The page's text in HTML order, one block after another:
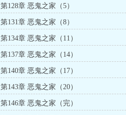
第128章 恶鬼之家（5）
第131章 恶鬼之家（8）
第134章 恶鬼之家（11）
第137章 恶鬼之家（14）
第140章 恶鬼之家（17）
第143章 恶鬼之家（20）
第146章 恶鬼之家（完）